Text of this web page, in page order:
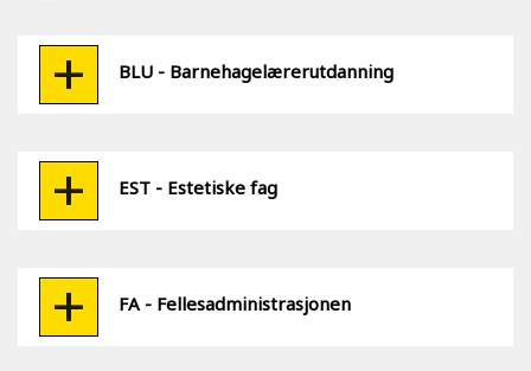
BLU - Barnehagelærerutdanning
EST - Estetiske fag
FA - Fellesadministrasjonen